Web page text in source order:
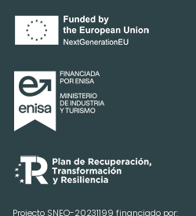
Projecto SNEO-20231199 financiado por: